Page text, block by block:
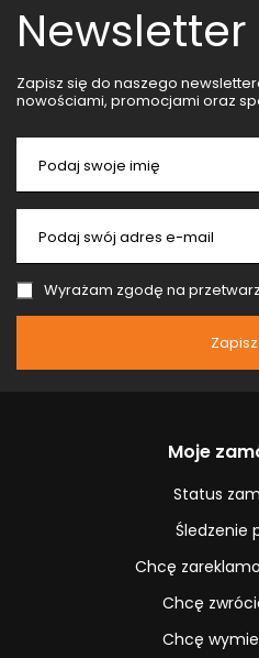
Newsletter
Zapisz się do naszego
nowościami, promocjami oraz
Podaj swoje imię
Podaj swój adres e-mail
Wyrażam zgodę na przetwarzanie moich danych osobowych (adres e-mail) na
Moje
Status
Śledzenie
Chcę
Chcę
Chcę